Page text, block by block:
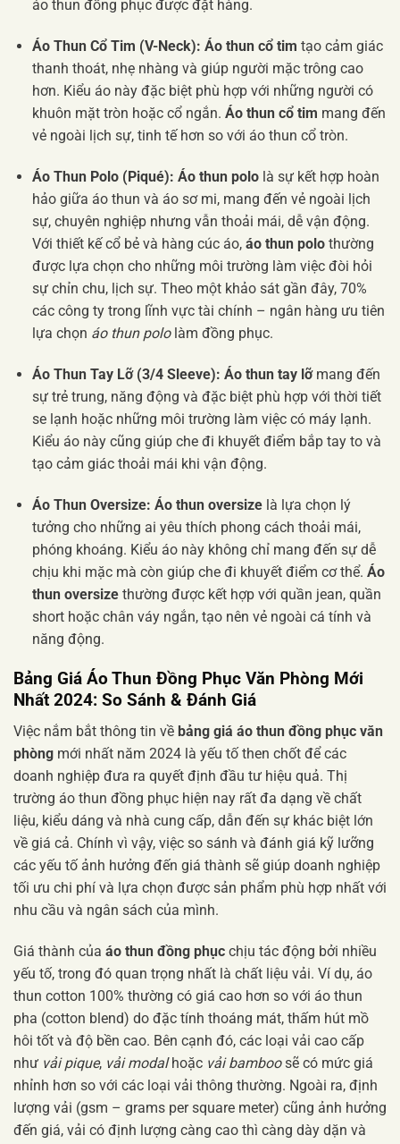
áo thun đồng phục được đặt hàng.
Áo Thun Cổ Tim (V-Neck): Áo thun cổ tim tạo cảm giác
thanh thoát, nhẹ nhàng và giúp người mặc trông cao
hơn. Kiểu áo này đặc biệt phù hợp với những người có
khuôn mặt tròn hoặc cổ ngắn. Áo thun cổ tim mang đến
vẻ ngoài lịch sự, tinh tế hơn so với áo thun cổ tròn.
Áo Thun Polo (Piqué): Áo thun pololà sự kết hợp hoàn
hảo giữa áo thun và áo sơ mi, mang đến vẻ ngoài lịch
sự, chuyên nghiệp nhưng vẫn thoải mái, dễ vận động.
Với thiết kế cổ bẻ và hàng cúc áo, áo thun polothường
được lựa chọn cho những môi trường làm việc đòi hỏi
sự chỉn chu, lịch sự. Theo một khảo sát gần đây, 70%
các công ty trong lĩnh vực tài chính – ngân hàng ưu tiên
lựa chọn áo thun pololàm đồng phục.
Áo Thun Tay Lỡ (3/4 Sleeve): Áo thun tay lỡmang đến
sự trẻ trung, năng động và đặc biệt phù hợp với thời tiết
se lạnh hoặc những môi trường làm việc có máy lạnh.
Kiểu áo này cũng giúp che đi khuyết điểm bắp tay to và
tạo cảm giác thoải mái khi vận động.
Áo Thun Oversize: Áo thun oversizelà lựa chọn lý
tưởng cho những ai yêu thích phong cách thoải mái,
phóng khoáng. Kiểu áo này không chỉ mang đến sự dễ
chịu khi mặc mà còn giúp che đi khuyết điểm cơ thể. Áo
thun oversizethường được kết hợp với quần jean, quần
short hoặc chân váy ngắn, tạo nên vẻ ngoài cá tính và
năng động.
Bảng Giá Áo Thun Đồng Phục Văn Phòng Mới
Nhất 2024: So Sánh & Đánh Giá
Việc nắm bắt thông tin về bảng giá áo thun đồng phục văn
phòng mới nhất năm 2024 là yếu tố then chốt để các
doanh nghiệp đưa ra quyết định đầu tư hiệu quả. Thị
trường áo thun đồng phục hiện nay rất đa dạng về chất
liệu, kiểu dáng và nhà cung cấp, dẫn đến sự khác biệt lớn
về giá cả. Chính vì vậy, việc so sánh và đánh giá kỹ lưỡng
các yếu tố ảnh hưởng đến giá thành sẽ giúp doanh nghiệp
tối ưu chi phí và lựa chọn được sản phẩm phù hợp nhất với
nhu cầu và ngân sách của mình.
Giá thành của áo thun đồng phục chịu tác động bởi nhiều
yếu tố, trong đó quan trọng nhất là chất liệu vải. Ví dụ, áo
thun cotton 100% thường có giá cao hơn so với áo thun
pha (cotton blend) do đặc tính thoáng mát, thấm hút mồ
hôi tốt và độ bền cao. Bên cạnh đó, các loại vải cao cấp
như vải pique, vải modalhoặc vải bamboosẽ có mức giá
nhỉnh hơn so với các loại vải thông thường. Ngoài ra, định
lượng vải (gsm – grams per square meter) cũng ảnh hưởng
đến giá, vải có định lượng càng cao thì càng dày dặn và